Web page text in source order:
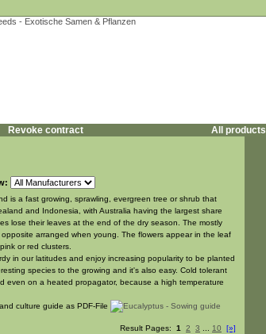
Revoke contract All products
is a fast growing, sprawling, evergreen tree or shrub that
and Indonesia, with Australia having the largest share
lose their leaves at the end of the dry season. The mostly
arranged when young. The flowers appear in the leaf
or red clusters.
in our latitudes and enjoy increasing popularity to be planted
species to the growing and it's also easy. Cold tolerant
even on a heated propagator, because a high temperature
culture guide as PDF-File
Result Pages: 1 2 3 10 [»]